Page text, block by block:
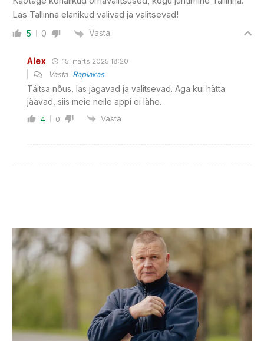
Las Tallinna elanikud valivad ja valitsevad!
5 0 Vasta
Alex 15. märts 2025 18:20
Vasta Raplakas
Täitsa nõus, las jagavad ja valitsevad. Aga kui hätta
jäävad, siis meie neile appi ei lähe.
4 0 Vasta